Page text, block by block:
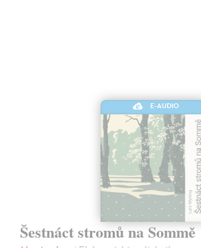
E-AUDIO
Šestnáct stromů na Sommě